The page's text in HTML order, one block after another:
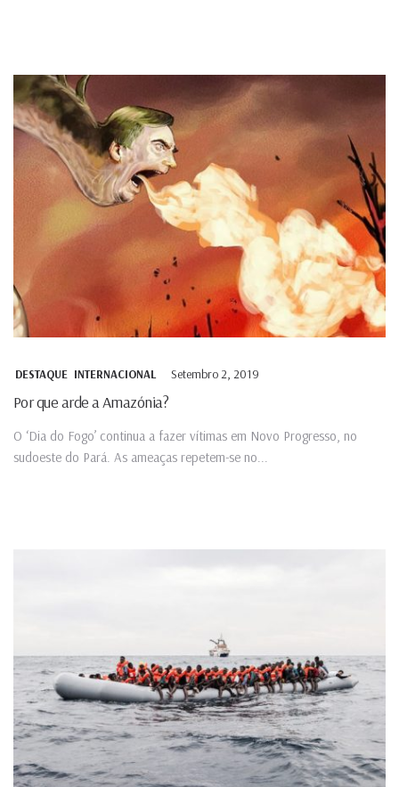
DESTAQUE INTERNACIONAL Setembro 2, 2019
Por que arde a Amazónia?
O ‘Dia do Fogo’ continua a fazer vítimas em Novo Progresso, no
sudoeste do Pará. As ameaças repetem-se no...